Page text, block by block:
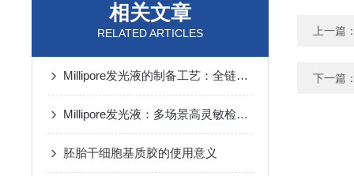
相关文章
RELATED ARTICLES
Millipore发光液的制备工艺：全链路质控保障检测性能稳定
Millipore发光液：多场景高灵敏检测的核心试剂支撑
胚胎干细胞基质胶的使用意义
上一篇
下一篇